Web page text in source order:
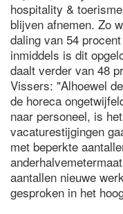
hospitality &
blijven afnemen. Zo
daling van 54
inmiddels is dit
daalt verder van 48
Vissers: "Alhoewel
de horeca
naar personeel, is
vacaturestijgingen
met beperkte
aantallen nieuwe
gesproken in het